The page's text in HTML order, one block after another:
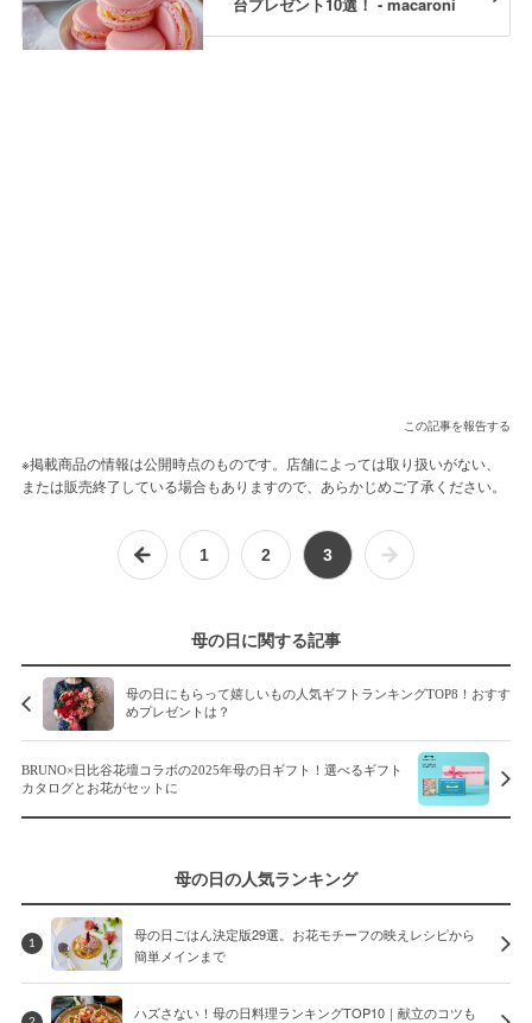
この記事を報告する
※掲載商品の情報は公開時点のものです。店舗によっては取り扱いがない、
または販売終了している場合もありますので、あらかじめご了承ください。
1 2 3
母の日に関する記事
母の日にもらって嬉しいもの人気ギフトランキングTOP8！おすす
めプレゼントは？
BRUNO×日比谷花壇コラボの2025年母の日ギフト！選べるギフト
カタログとお花がセットに
母の日の人気ランキング
1
母の日ごはん決定版29選。お花モチーフの映えレシピから
簡単メインまで
ハズさない！母の日料理ランキングTOP10｜献立のコツも